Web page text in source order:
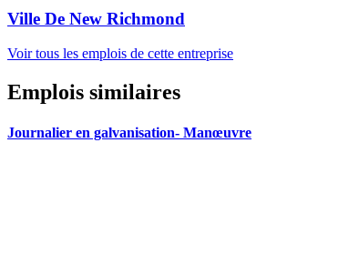
Ville De New Richmond
Voir tous les emplois de cette entreprise
Emplois similaires
Journalier en galvanisation- Manœuvre